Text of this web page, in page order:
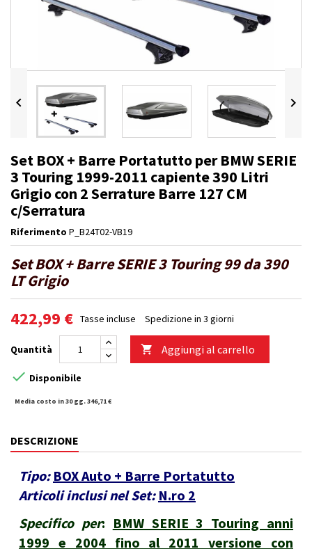
 
Set BOX + Barre Portatutto per BMW SERIE
3 Touring 1999-2011 capiente 390 Litri
Grigio con 2 Serrature Barre 127 CM
c/Serratura
Riferimento P_B24T02-VB19
Set BOX + Barre SERIE 3 Touring 99 da 390
LT Grigio
422,99 € Tasse incluse Spedizione in 3 giorni
Quantità  Aggiungi al carrello
 Disponibile
Media costo in 30 gg. 346,71 €
DESCRIZIONE
Tipo: BOX Auto + Barre Portatutto
Articoli inclusi nel Set: N.ro 2
Specifico per: BMW SERIE 3 Touring anni
1999 e 2004 fino al 2011 versione con